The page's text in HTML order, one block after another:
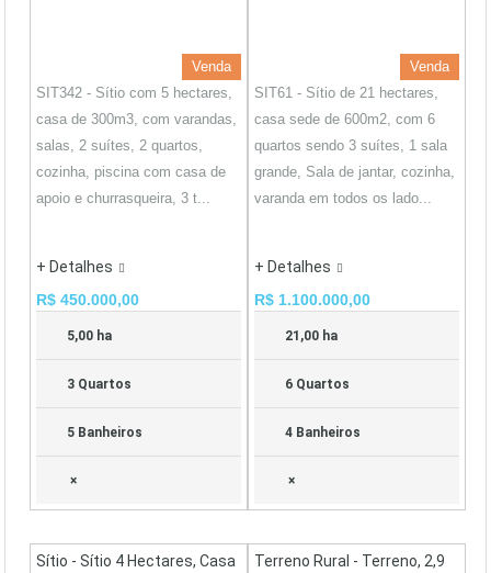
Venda
SIT342 - Sítio com 5 hectares,
casa de 300m3, com varandas,
salas, 2 suítes, 2 quartos,
cozinha, piscina com casa de
apoio e churrasqueira, 3 t...
+ Detalhes
R$ 450.000,00
5,00 ha
3 Quartos
5 Banheiros
×
Venda
SIT61 - Sítio de 21 hectares,
casa sede de 600m2, com 6
quartos sendo 3 suítes, 1 sala
grande, Sala de jantar, cozinha,
varanda em todos os lado...
+ Detalhes
R$ 1.100.000,00
21,00 ha
6 Quartos
4 Banheiros
×
Sítio - Sítio 4 Hectares, Casa
Terreno Rural - Terreno, 2,9